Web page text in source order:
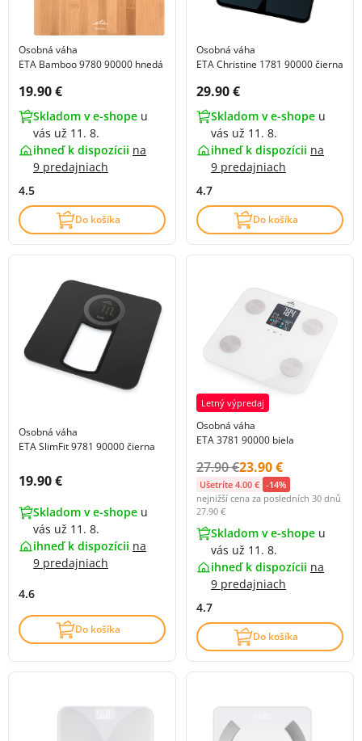
Osobná váha
ETA Bamboo 9780 90000 hnedá
Cena s DPH:
19.90 €
Skladom v e-shope u
vás už 11. 8.
ihneď k dispozícii na
9 predajniach
4.5
Do košíka
Osobná váha
ETA Christine 1781 90000 čierna
Cena s DPH:
29.90 €
Skladom v e-shope u
vás už 11. 8.
ihneď k dispozícii na
9 predajniach
4.7
Do košíka
Osobná váha
ETA SlimFit 9781 90000 čierna
Cena s DPH:
19.90 €
Skladom v e-shope u
vás už 11. 8.
ihneď k dispozícii na
9 predajniach
4.6
Do košíka
Letný výpredaj
Osobná váha
ETA 3781 90000 biela
Původní cena s DPH:
27.90 €Cena s DPH:
23.90 €
Ušetríte 4.00 € -14%
nejnižší cena za posledních 30 dnů
27.90 €
Skladom v e-shope u
vás už 11. 8.
ihneď k dispozícii na
9 predajniach
4.7
Do košíka